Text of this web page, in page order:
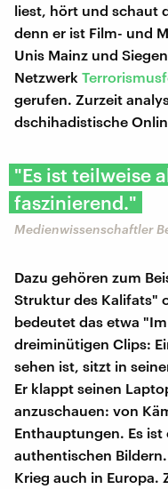
liest, hört und schaut
denn er ist Film- und
Unis Mainz und
Netzwerk
gerufen. Zurzeit
dschihadistische
"Es ist teilweise
faszinierend."
Medienwissenschaftler
Dazu gehören zum
Struktur des Kalifats"
bedeutet das etwa
dreiminütigen Clips:
sehen ist, sitzt in
Er klappt seinen
anzuschauen: von
Enthauptungen. Es
authentischen
Krieg auch in Europa.